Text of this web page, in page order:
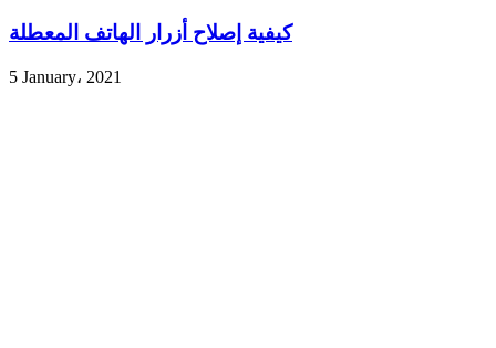
كيفية إصلاح أزرار الهاتف المعطلة
5 January، 2021